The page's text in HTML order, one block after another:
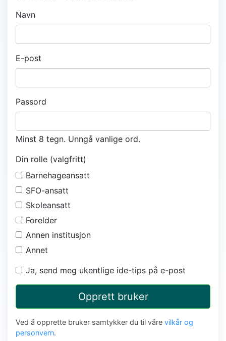
Navn
E-post
Passord
Minst 8 tegn. Unngå vanlige ord.
Din rolle (valgfritt)
Barnehageansatt
SFO-ansatt
Skoleansatt
Forelder
Annen institusjon
Annet
Ja, send meg ukentlige ide-tips på e-post
Opprett bruker
Ved å opprette bruker samtykker du til våre vilkår og
personvern.